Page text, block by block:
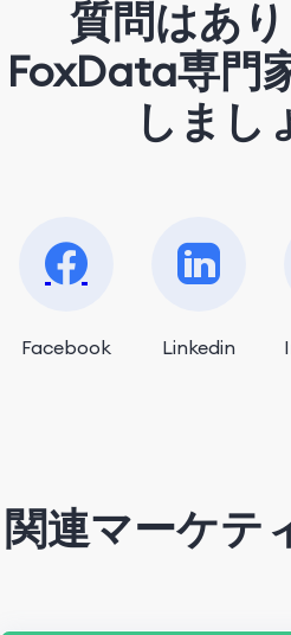
質問はあ
FoxData専門
しまし
Facebook Linkedin
関連マーケテ